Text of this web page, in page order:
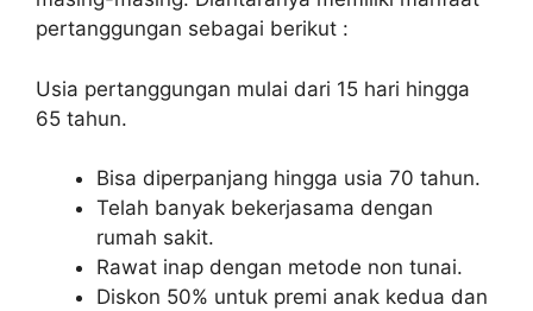
pertanggungan sebagai berikut :
Usia pertanggungan mulai dari 15 hari hingga
65 tahun.
Bisa diperpanjang hingga usia 70 tahun.
Telah banyak bekerjasama dengan
rumah sakit.
Rawat inap dengan metode non tunai.
Diskon 50% untuk premi anak kedua dan